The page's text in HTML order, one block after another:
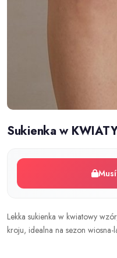
Sukienka w
Lekka sukienka w kwiatowy
kroju, idealna na sezon wiosna-